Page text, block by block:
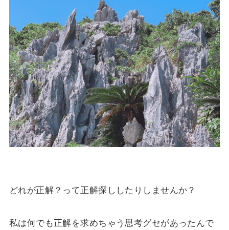
どれが正解？って正解探ししたりしませんか？
私は何でも正解を求めちゃう思考グセがあったんで